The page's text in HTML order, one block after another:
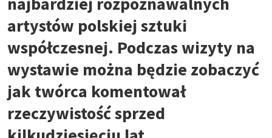
artystów polskiej sztuki
współczesnej. Podczas wizyty na
wystawie można będzie zobaczyć
jak twórca komentował
rzeczywistość sprzed